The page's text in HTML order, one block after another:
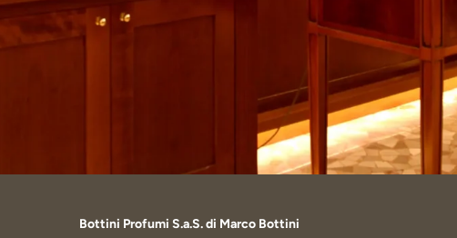
Bottini Profumi S.a.S. di Marco Bottini